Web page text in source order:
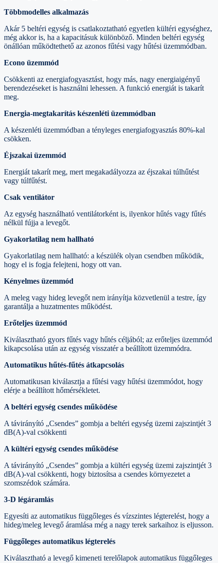
Többmodelles alkalmazás
Akár 5 beltéri egység is csatlakoztatható egyetlen kültéri egységhez,
még akkor is, ha a kapacitásuk különböző. Minden beltéri egység
önállóan működtethető az azonos fűtési vagy hűtési üzemmódban.
Econo üzemmód
Csökkenti az energiafogyasztást, hogy más, nagy energiaigényű
berendezéseket is használni lehessen. A funkció energiát is takarít
meg.
Energia-megtakarítás készenléti üzemmódban
A készenléti üzemmódban a tényleges energiafogyasztás 80%-kal
csökken.
Éjszakai üzemmód
Energiát takarít meg, mert megakadályozza az éjszakai túlhűtést
vagy túlfűtést.
Csak ventilátor
Az egység használható ventilátorként is, ilyenkor hűtés vagy fűtés
nélkül fújja a levegőt.
Gyakorlatilag nem hallható
Gyakorlatilag nem hallható: a készülék olyan csendben működik,
hogy el is fogja felejteni, hogy ott van.
Kényelmes üzemmód
A meleg vagy hideg levegőt nem irányítja közvetlenül a testre, így
garantálja a huzatmentes működést.
Erőteljes üzemmód
Kiválasztható gyors fűtés vagy hűtés céljából; az erőteljes üzemmód
kikapcsolása után az egység visszatér a beállított üzemmódra.
Automatikus hűtés-fűtés átkapcsolás
Automatikusan kiválasztja a fűtési vagy hűtési üzemmódot, hogy
elérje a beállított hőmérsékletet.
A beltéri egység csendes működése
A távirányító „Csendes” gombja a beltéri egység üzemi zajszintjét 3
dB(A)-val csökkenti
A kültéri egység csendes működése
A távirányító „Csendes” gombja a kültéri egység üzemi zajszintjét 3
dB(A)-val csökkenti, hogy biztosítsa a csendes környezetet a
szomszédok számára.
3-D légáramlás
Egyesíti az automatikus függőleges és vízszintes légterelést, hogy a
hideg/meleg levegő áramlása még a nagy terek sarkaihoz is eljusson.
Függőleges automatikus légterelés
Kiválasztható a levegő kimeneti terelőlapok automatikus függőleges